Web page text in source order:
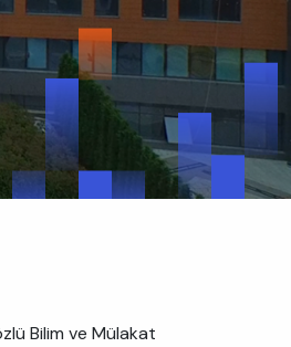
Bilim ve Mülakat